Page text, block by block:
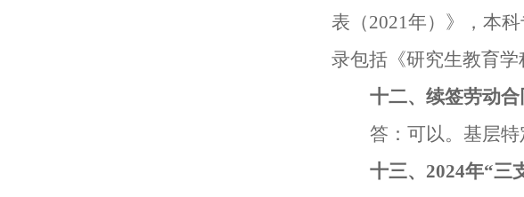
表（2021年）》，本
录包括《研究生教育学
十二、续签劳动
答：可以。基层
十三、 2024年“三